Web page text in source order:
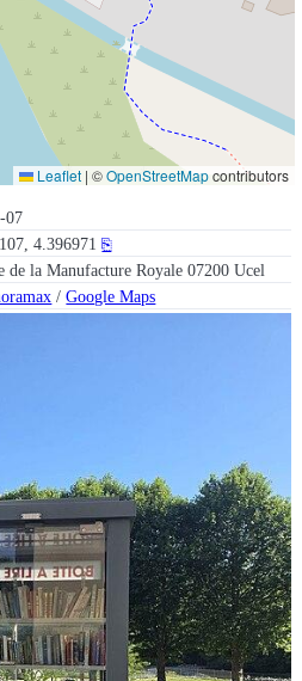
07
4.396971 ⎘
de la Manufacture Royale 07200 Ucel
/Google Maps
Leaflet | ©OpenStreetMapcontributors